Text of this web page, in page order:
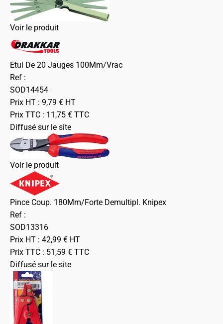
Voir le produit
Etui De 20 Jauges 100Mm/Vrac
Ref :
SOD14454
Prix HT : 9,79 € HT
Prix TTC : 11,75 € TTC
Diffusé sur le site
Voir le produit
Pince Coup. 180Mm/Forte Demultipl. Knipex
Ref :
SOD13316
Prix HT : 42,99 € HT
Prix TTC : 51,59 € TTC
Diffusé sur le site